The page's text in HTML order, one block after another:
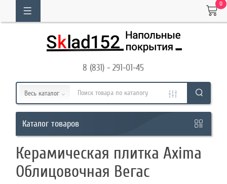
Обратный
звонок
(831)
0
8 (831) - 291-01-45
Весь каталог
Каталог товаров
Керамическая плитка Axima
Облицовочная Вегас